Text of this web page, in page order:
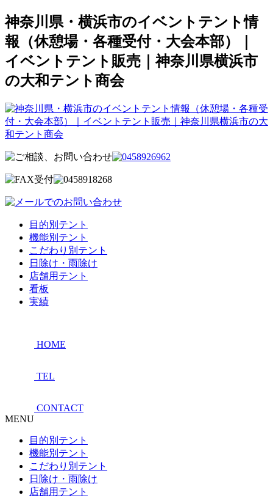
神奈川県・横浜市のイベントテント情
報（休憩場・各種受付・大会本部）｜
イベントテント販売｜神奈川県横浜市
の大和テント商会
目的別テント
機能別テント
こだわり別テント
日除け・雨除け
店舗用テント
看板
実績
HOME
TEL
CONTACT
MENU
目的別テント
機能別テント
こだわり別テント
日除け・雨除け
店舗用テント